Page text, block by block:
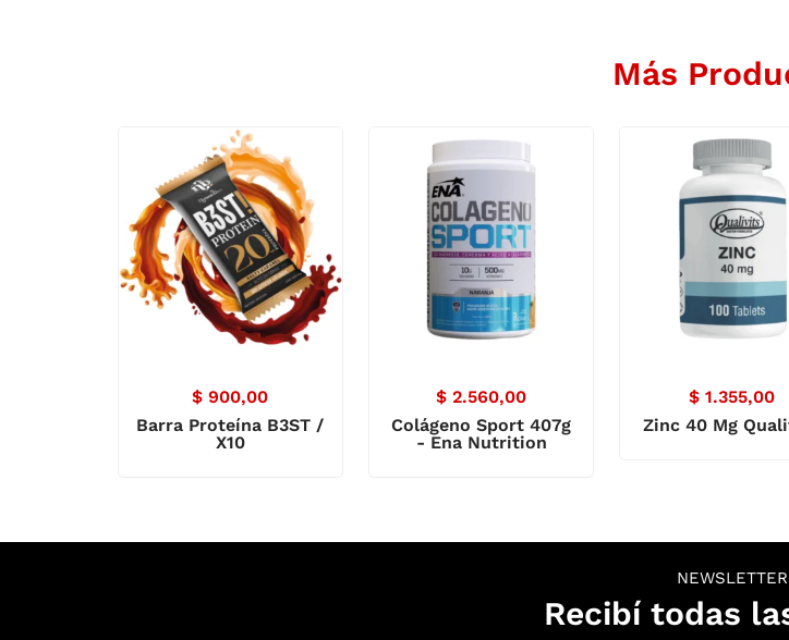
Más
$ 900,00
Barra Proteína B3ST /
X10
$ 2.560,00
Colágeno Sport 407g
- Ena Nutrition
$ 1.355,00
Zinc 40 Mg
NEWSLETTER
Recibí todas